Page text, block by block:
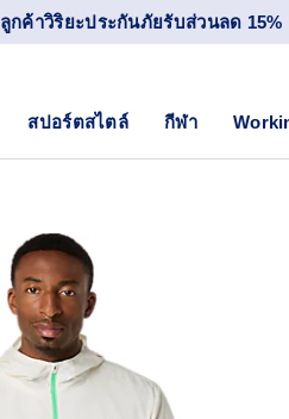
ลูกค้าวิริยะประกันภัยรับส่วนลด
สปอร์ตสไตล์ กีฬา